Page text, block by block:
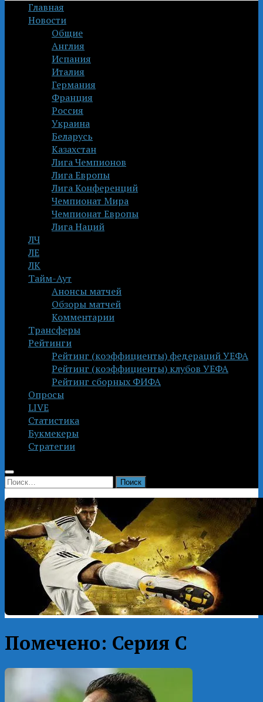
Главная
Новости
Общие
Англия
Испания
Италия
Германия
Франция
Россия
Украина
Беларусь
Казахстан
Лига Чемпионов
Лига Европы
Лига Конференций
Чемпионат Мира
Чемпионат Европы
Лига Наций
ЛЧ
ЛЕ
ЛК
Тайм-Аут
Анонсы матчей
Обзоры матчей
Комментарии
Трансферы
Рейтинги
Рейтинг (коэффициенты) федераций УЕФА
Рейтинг (коэффициенты) клубов УЕФА
Рейтинг сборных ФИФА
Опросы
LIVE
Статистика
Букмекеры
Стратегии
Найти:
Помечено: Серия С